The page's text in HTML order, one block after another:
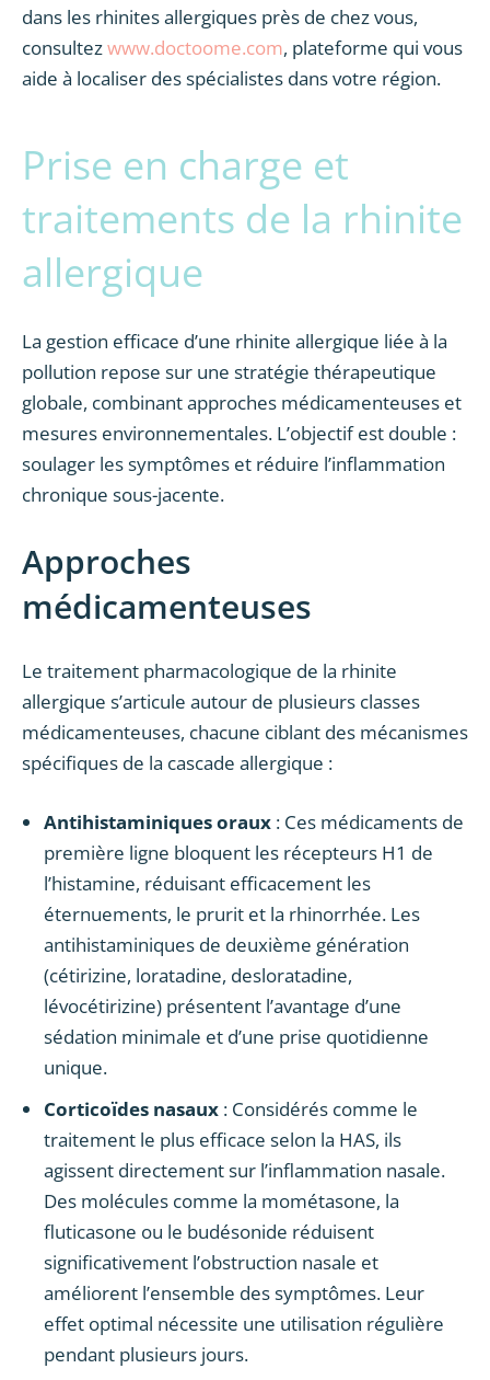
dans les rhinites allergiques près de chez vous,
consultezwww.doctoome.com, plateforme qui vous
aide à localiser des spécialistes dans votre région.
Prise en charge et
traitements de la rhinite
allergique
La gestion efficace d’une rhinite allergique liée à la
pollution repose sur une stratégie thérapeutique
globale, combinant approches médicamenteuses et
mesures environnementales. L’objectif est double :
soulager les symptômes et réduire l’inflammation
chronique sous-jacente.
Approches
médicamenteuses
Le traitement pharmacologique de la rhinite
allergique s’articule autour de plusieurs classes
médicamenteuses, chacune ciblant des mécanismes
spécifiques de la cascade allergique :
Antihistaminiques oraux : Ces médicaments de
première ligne bloquent les récepteurs H1 de
l’histamine, réduisant efficacement les
éternuements, le prurit et la rhinorrhée. Les
antihistaminiques de deuxième génération
(cétirizine, loratadine, desloratadine,
lévocétirizine) présentent l’avantage d’une
sédation minimale et d’une prise quotidienne
unique.
Corticoïdes nasaux : Considérés comme le
traitement le plus efficace selon la HAS, ils
agissent directement sur l’inflammation nasale.
Des molécules comme la mométasone, la
fluticasone ou le budésonide réduisent
significativement l’obstruction nasale et
améliorent l’ensemble des symptômes. Leur
effet optimal nécessite une utilisation régulière
pendant plusieurs jours.